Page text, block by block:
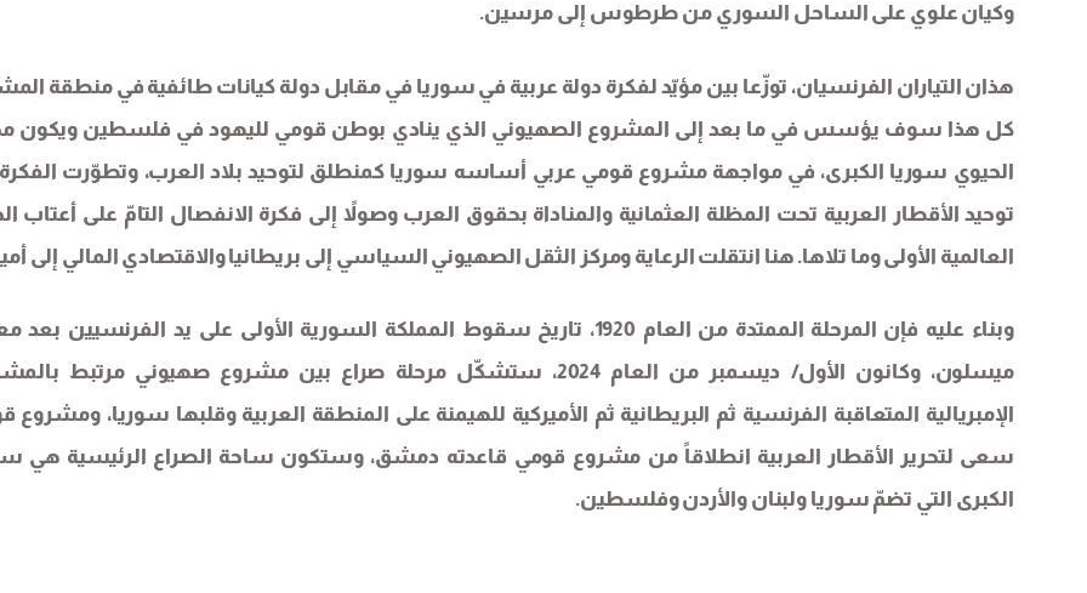
وكيان علوي على الساحل السوري من طرطوس إلى مرسين.
هذان التياران الفرنسيان، توزّعا بين مؤيّد لفكرة دولة عربية في سوريا في مقابل دولة كيانات طائفية في منطقة
كل هذا سوف يؤسس في ما بعد إلى المشروع الصهيوني الذي ينادي بوطن قومي لليهود في فلسطين ويكون
الحيوي سوريا الكبرى، في مواجهة مشروع قومي عربي أساسه سوريا كمنطلق لتوحيد بلاد العرب، وتطوّرت
توحيد الأقطار العربية تحت المظلة العثمانية والمناداة بحقوق العرب وصولاً إلى فكرة الانفصال التامّ على أعتاب
العالمية الأولى وما تلاها. هنا انتقلت الرعاية ومركز الثقل الصهيوني السياسي إلى بريطانيا والاقتصادي المالي إلى
وبناء عليه فإن المرحلة الممتدة من العام 1920، تاريخ سقوط المملكة السورية الأولى على يد الفرنسيين
ميسلون، وكانون الأول/ ديسمبر من العام 2024، ستشكّل مرحلة صراع بين مشروع صهيوني مرتبط
الإمبريالية المتعاقبة الفرنسية ثم البريطانية ثم الأميركية للهيمنة على المنطقة العربية وقلبها سوريا، ومشروع
سعى لتحرير الأقطار العربية انطلاقاً من مشروع قومي قاعدته دمشق، وستكون ساحة الصراع الرئيسية هي
الكبرى التي تضمّ سوريا ولبنان والأردن وفلسطين.